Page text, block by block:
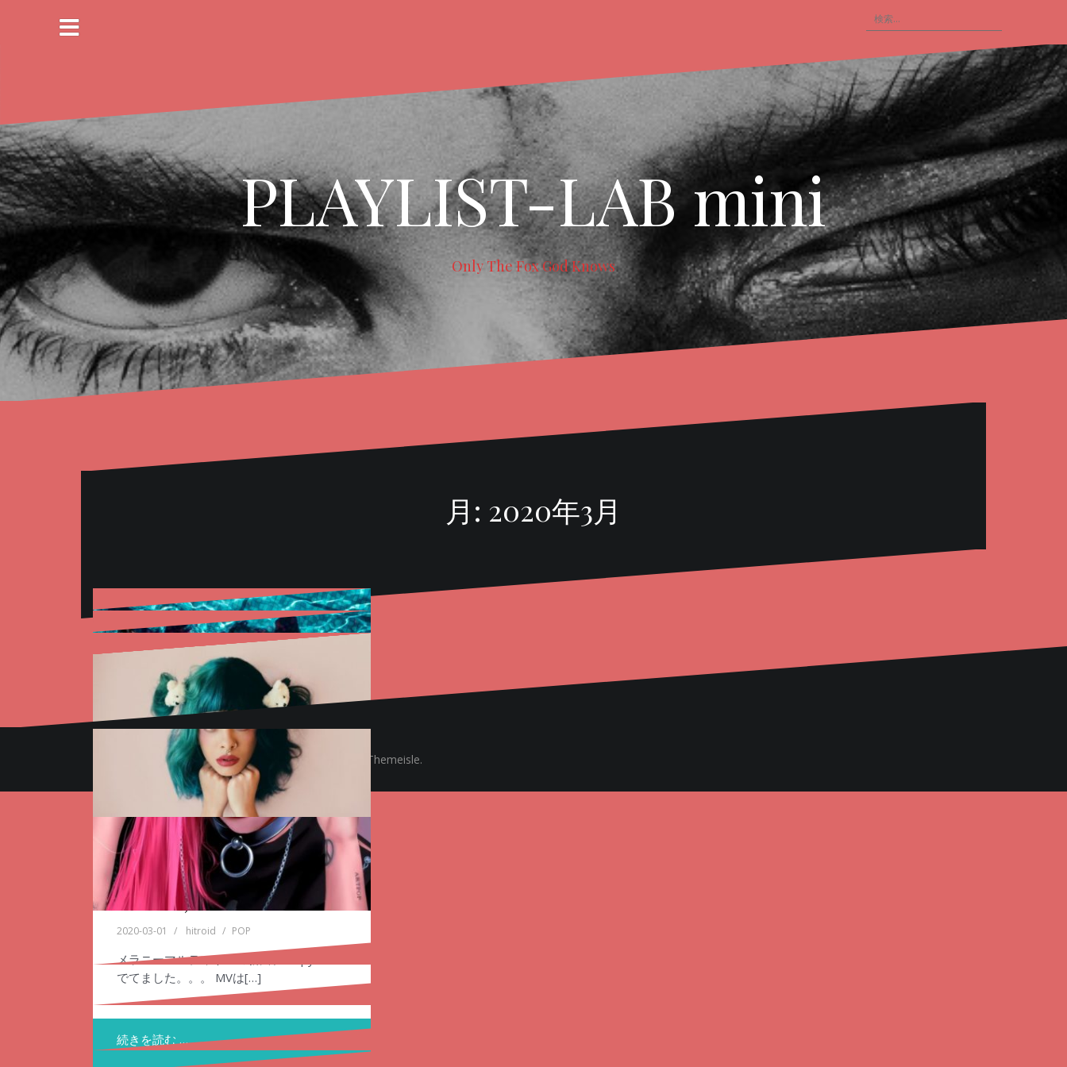
キ
ッ
プ
検
索
PLAYLIST-LAB mini
Only The Fox God Knows
月: 2020年3月
Lisa Loeb – Stay
2020-03-27 POP
チャンネル発見w 名曲ですね。
DED – Eyes Sewn Shut
2020-03-15 hitroid AlternativeMetal
ビジュアライザーVIDEOになってます。 珍
しいですねw ライブファン[…]
続きを読む …
SCANDAL – Tsuki
2020-03-10 hitroid Alternative Rock
SCANDAL – Tsuki 月 – Tsu[…]
続きを読む …
WARGASM(UK) –
LAPDANCE
2020-03-07 hitroid Alternative
WARGASM(UK)のLapdanceがサイコーで
す！ https:[…]
続きを読む …
Demi Lovato – I Love
Me
2020-03-07 hitroid POP
デミロバートの新曲いいですね！
続きを読む …
The Animal in Me –
Doubt
2020-03-05 hitroid
アルバム出ましたね。4thかな？ MVもバン
バン出してます。 ドラムと[…]
LADY GAGA – Stupid
Love
2020-03-03 hitroid
これ新曲なんですね。 懐かしい雰囲気。
やっとダンスポップに戻しました[…]
Melanie Martinez –
Copy Cat (feat. Tierra
Whack)
2020-03-01 hitroid POP
メラニーマルティネスの新曲、 Copy Cat
でてました。。。 MVは[…]
続きを読む …
Proudly powered by WordPress Theme: by Themeisle.